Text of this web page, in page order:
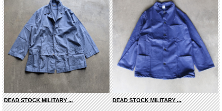
DUTCH ARMY(NETHERLANDS)
DEAD STOCK MILITARY ... DEAD STOCK MILITARY ...